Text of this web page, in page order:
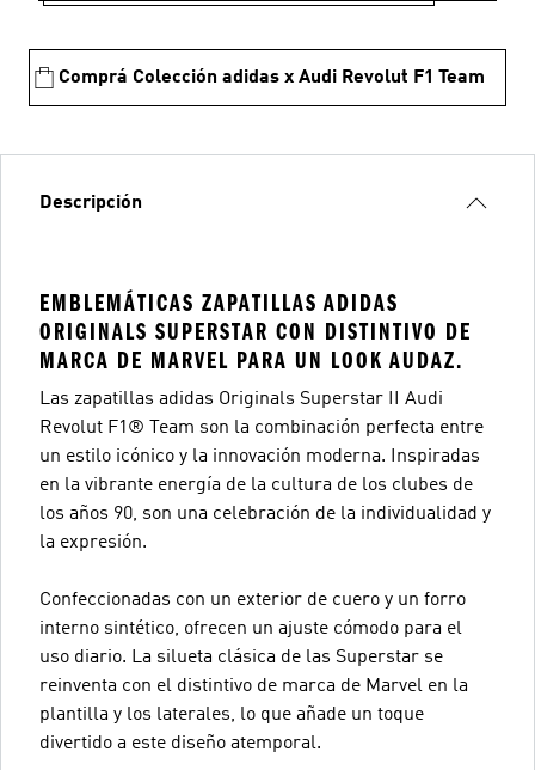
Comprá Colección adidas x Audi Revolut F1 Team
Descripción
EMBLEMÁTICAS ZAPATILLAS ADIDAS
ORIGINALS SUPERSTAR CON DISTINTIVO DE
MARCA DE MARVEL PARA UN LOOK AUDAZ.
Las zapatillas adidas Originals Superstar II Audi
Revolut F1® Team son la combinación perfecta entre
un estilo icónico y la innovación moderna. Inspiradas
en la vibrante energía de la cultura de los clubes de
los años 90, son una celebración de la individualidad y
la expresión.
Confeccionadas con un exterior de cuero y un forro
interno sintético, ofrecen un ajuste cómodo para el
uso diario. La silueta clásica de las Superstar se
reinventa con el distintivo de marca de Marvel en la
plantilla y los laterales, lo que añade un toque
divertido a este diseño atemporal.